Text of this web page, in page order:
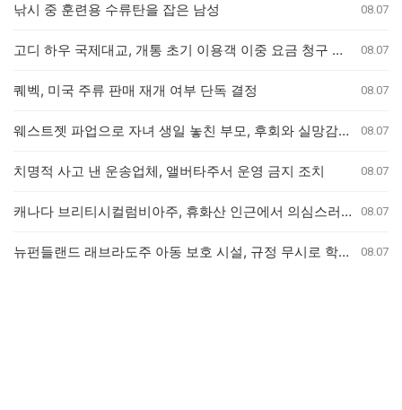
낚시 중 훈련용 수류탄을 잡은 남성 08.07
고디 하우 국제대교, 개통 초기 이용객 이중 요금 청구 의혹 제기 08.07
퀘벡, 미국 주류 판매 재개 여부 단독 결정 08.07
웨스트젯 파업으로 자녀 생일 놓친 부모, 후회와 실망감 호소 08.07
치명적 사고 낸 운송업체, 앨버타주서 운영 금지 조치 08.07
캐나다 브리티시컬럼비아주, 휴화산 인근에서 의심스러운 산불 잇따라 발생 08.07
뉴펀들랜드 래브라도주 아동 보호 시설, 규정 무시로 학대 사건 은폐 의혹 08.07